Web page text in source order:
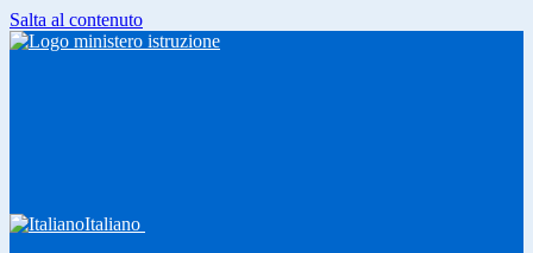
Salta al contenuto
Italiano